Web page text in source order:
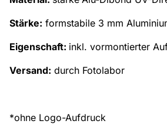
Stärke: formstabile 3 mm
Eigenschaft: inkl. vormontierter
Versand: durch Fotolabor
*ohne Logo-Aufdruck